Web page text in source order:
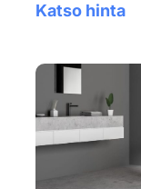
Katso hinta